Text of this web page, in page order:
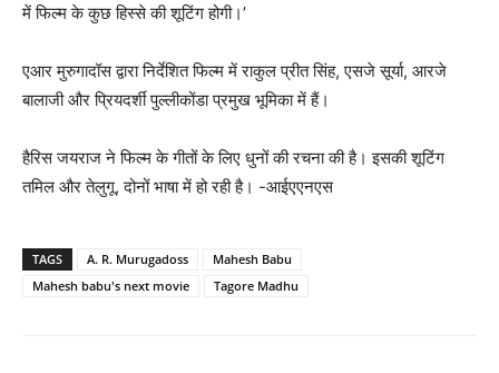
में फिल्म के कुछ हिस्से की शूटिंग होगी।’
एआर मुरुगादॉस द्वारा निर्देशित फिल्म में राकुल प्रीत सिंह, एसजे सूर्या, आरजे
बालाजी और प्रियदर्शी पुल्लीकोंडा प्रमुख भूमिका में हैं।
हैरिस जयराज ने फिल्म के गीतों के लिए धुनों की रचना की है। इसकी शूटिंग
तमिल और तेलुगू, दोनों भाषा में हो रही है। -आईएएनएस
TAGS A. R. Murugadoss
Mahesh Babu
Mahesh babu's next movie
Tagore Madhu